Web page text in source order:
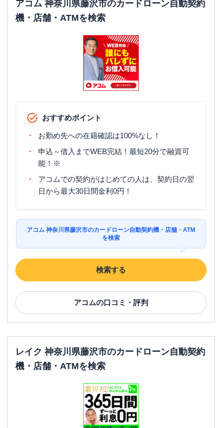
アコム 神奈川県藤沢市のカードローン自動契約
機・店舗・ATMを検索
おすすめポイント
お勤め先への在籍確認は100%なし！
申込～借入までWEB完結！最短20分で融資可
能！※
アコムでの契約がはじめての人は、契約日の翌
日から最大30日間金利0円！
アコム 神奈川県藤沢市のカードローン自動契約機・店舗・ATM
を検索
検索する
アコムの口コミ・評判
レイク 神奈川県藤沢市のカードローン自動契約
機・店舗・ATMを検索